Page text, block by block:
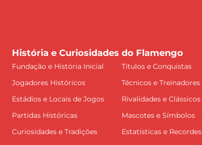
História e Curiosidades do Flamengo
Fundação e História Inicial
Títulos e Conquistas
Jogadores Históricos
Técnicos e Treinadores
Estádios e Locais de Jogos
Rivalidades e Clássicos
Partidas Históricas
Mascotes e Símbolos
Curiosidades e Tradições
Estatísticas e Recordes